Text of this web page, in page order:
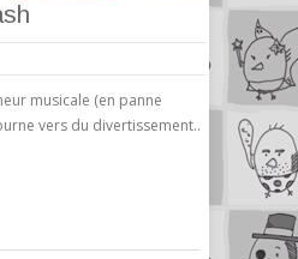
musicale (en panne
vers du divertissement..